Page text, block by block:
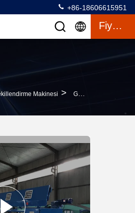
+86-18606615951
Fiyat Teklifi
Makinesi > Geri Bükümlü Ekonomik Ve Pratik Otomatik 630mm Borulu Strander / Borulu Büküm Makinesi